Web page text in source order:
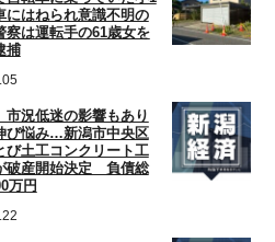
にはねられ意識不明の
は運転手の61歳女を
捕
市況低迷の影響もあり
び悩み…新潟市中央区
び土工コンクリート工
破産開始決定 負債総
万円